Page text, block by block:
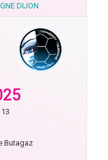
DIJON
Butagaz